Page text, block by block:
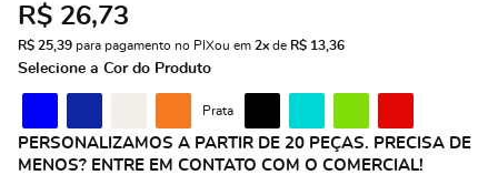
R$ 26,73
R$ 25,39 para pagamento no PIXou em 2x de R$ 13,36
Selecione a Cor do Produto
Prata
PERSONALIZAMOS A PARTIR DE 20 PEÇAS. PRECISA DE
MENOS? ENTRE EM CONTATO COM O COMERCIAL!